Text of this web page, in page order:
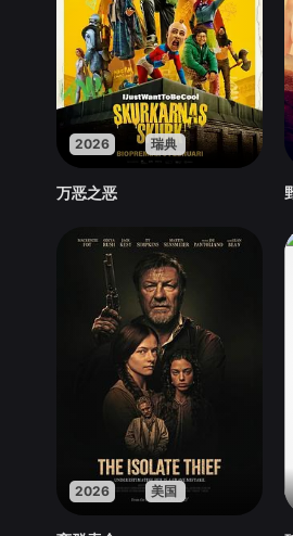
2026 瑞典
万恶之恶
2026 美国